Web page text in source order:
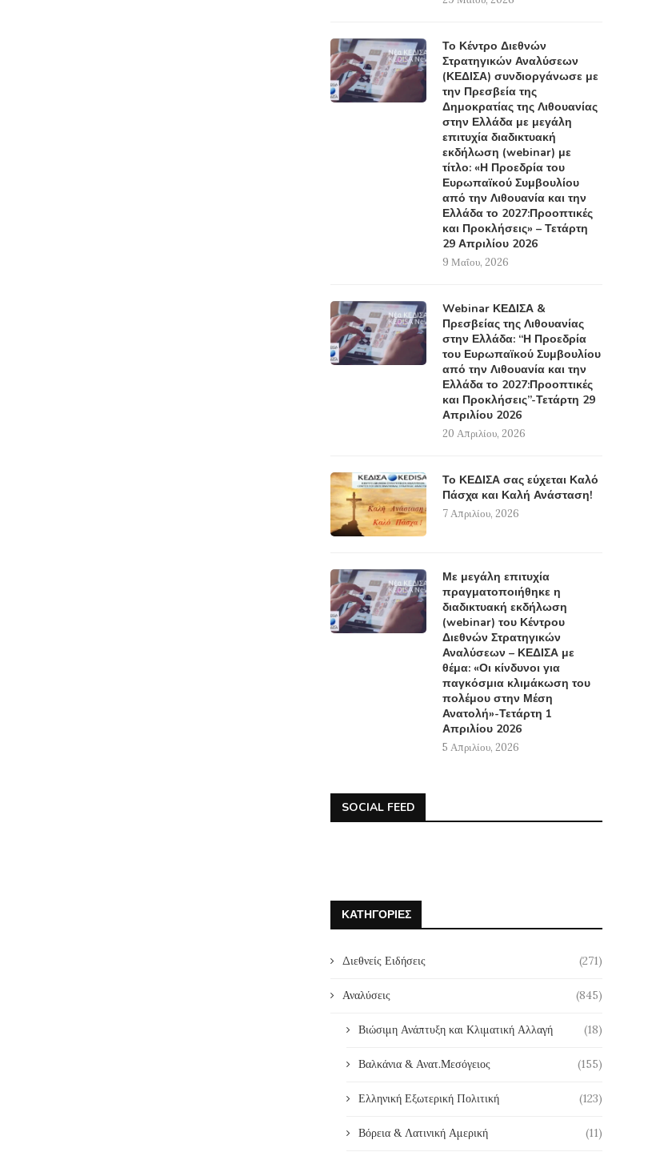
Το Κέντρο Διεθνών
Στρατηγικών Αναλύσεων
(ΚΕΔΙΣΑ) συνδιοργάνωσε με
την Πρεσβεία της
Δημοκρατίας της Λιθουανίας
στην Ελλάδα με μεγάλη
επιτυχία διαδικτυακή
εκδήλωση (webinar) με
τίτλο: «Η Προεδρία του
Ευρωπαϊκού Συμβουλίου
από την Λιθουανία και την
Ελλάδα το 2027:Προοπτικές
και Προκλήσεις» – Τετάρτη
29 Απριλίου 2026
9 Μαΐου, 2026
Webinar ΚΕΔΙΣΑ &
Πρεσβείας της Λιθουανίας
στην Ελλάδα: “Η Προεδρία
του Ευρωπαϊκού Συμβουλίου
από την Λιθουανία και την
Ελλάδα το 2027:Προοπτικές
και Προκλήσεις”-Τετάρτη 29
Απριλίου 2026
20 Απριλίου, 2026
Το ΚΕΔΙΣΑ σας εύχεται Καλό
Πάσχα και Καλή Ανάσταση!
7 Απριλίου, 2026
Με μεγάλη επιτυχία
πραγματοποιήθηκε η
διαδικτυακή εκδήλωση
(webinar) του Κέντρου
Διεθνών Στρατηγικών
Αναλύσεων – ΚΕΔΙΣΑ με
θέμα: «Οι κίνδυνοι για
παγκόσμια κλιμάκωση του
πολέμου στην Μέση
Ανατολή»-Τετάρτη 1
Απριλίου 2026
5 Απριλίου, 2026
SOCIAL FEED
ΚΑΤΗΓΟΡΊΕΣ
Διεθνείς Ειδήσεις (271)
Αναλύσεις (845)
Βιώσιμη Ανάπτυξη και Κλιματική Αλλαγή (18)
Βαλκάνια & Ανατ.Μεσόγειος (155)
Ελληνική Εξωτερική Πολιτική (123)
Βόρεια & Λατινική Αμερική (11)